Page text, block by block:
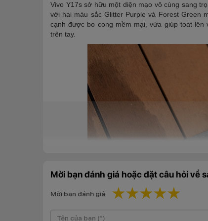
Vivo Y17s sở hữu một diện mạo vô cùng sang
với hai màu sắc Glitter Purple và Forest Green
cạnh được bo cong mềm mại, vừa giúp toát
trên tay.
Mời bạn đánh giá hoặc đặt câu hỏi về
Mời bạn đánh giá 4 stars
3 stars
2 stars
1 star